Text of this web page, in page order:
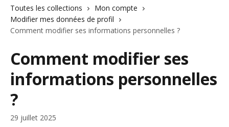
Toutes les collections
Mon compte
Modifier mes données de profil
Comment modifier ses informations personnelles ?
Comment modifier ses
informations personnelles
?
29 juillet 2025